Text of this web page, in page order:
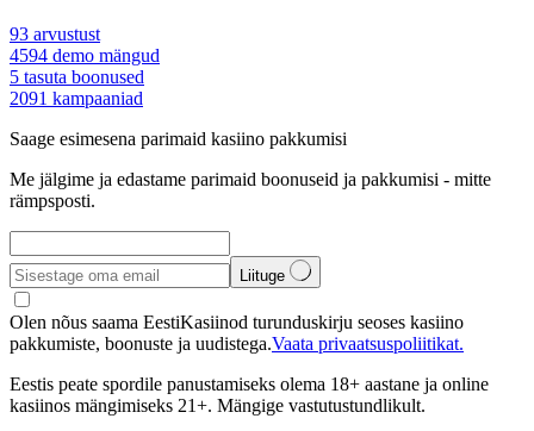
93 arvustust
4594 demo mängud
5 tasuta boonused
2091 kampaaniad
Saage esimesena parimaid kasiino pakkumisi
Me jälgime ja edastame parimaid boonuseid ja pakkumisi - mitte
rämpsposti.
Liituge
Olen nõus saama EestiKasiinod turunduskirju seoses kasiino
pakkumiste, boonuste ja uudistega.Vaata privaatsuspoliitikat.
Eestis peate spordile panustamiseks olema 18+ aastane ja online
kasiinos mängimiseks 21+. Mängige vastutustundlikult.